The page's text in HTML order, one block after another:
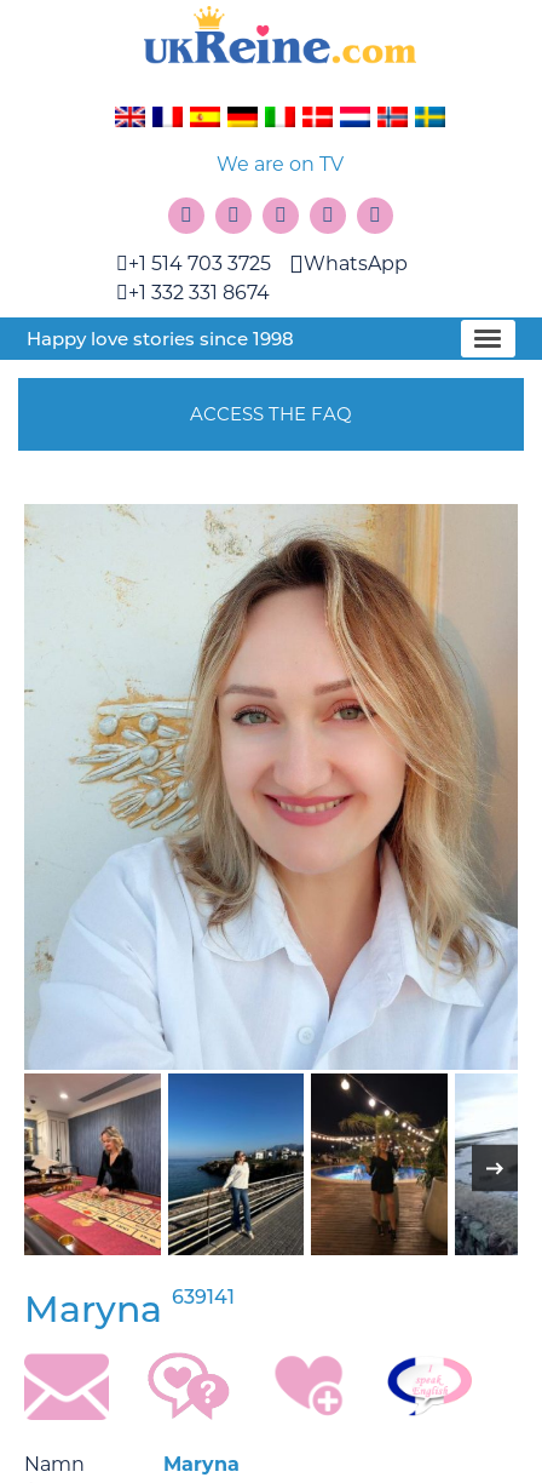
We are on TV
+1 514 703 3725
+1 332 331 8674
WhatsApp
Happy love stories since 1998
ACCESS THE FAQ
Maryna 639141
Namn
Maryna